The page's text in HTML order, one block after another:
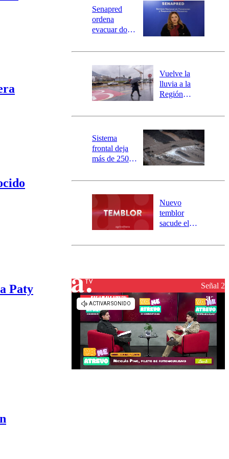
Universidad de Chile
Sustentabilidad
Paty
Senapred
ordena
evacuar dos
Carahue por
río Damas:
activa
mensajería
SAE
Vuelve la
lluvia a la
Región
este es el
la DMC para
este viernes
Sistema
frontal deja
más de 250
y 317
aisladas entre
Valparaíso y
Los Ríos
Nuevo
temblor
sacude el
revisa la
Señal 2